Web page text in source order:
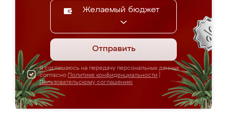
Желаемый бюджет
Отправить
Я соглашаюсь на передачу персональных данных
согласно Политике конфиденциальности
Пользовательскому соглашению